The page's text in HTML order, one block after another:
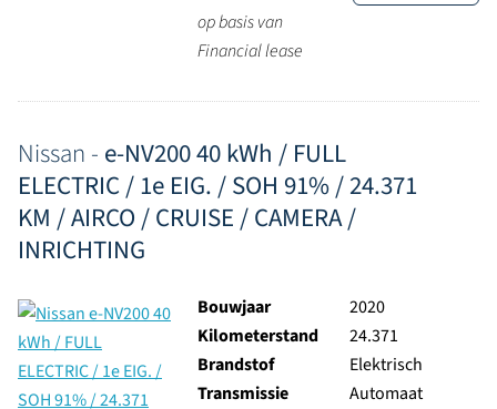
op basis van
Financial lease
Nissan - e-NV200 40 kWh / FULL
ELECTRIC / 1e EIG. / SOH 91% / 24.371
KM / AIRCO / CRUISE / CAMERA /
INRICHTING
Bouwjaar
2020
Kilometerstand
24.371
Brandstof
Elektrisch
Transmissie
Automaat